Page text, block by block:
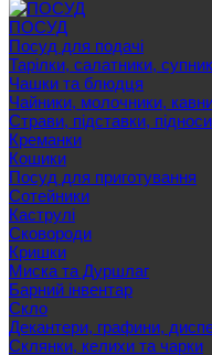
ПОСУД
Посуд для подачі
Тарілки, салатники,
Чашки та блюдця
Чайники, молочники,
Страви, підставки, підноси
Креманки
Кошики
Посуд для приготування
Сотейники
Каструлі
Сковороди
Кришки
Миска та Дуршлаг
Барний інвентар
Скло
Декантери, графини,
Склянки, келихи та чарки